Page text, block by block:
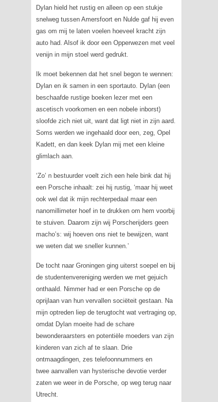
Dylan hield het rustig en alleen op een stukje
snelweg tussen Amersfoort en Nulde gaf hij even
gas om mij te laten voelen hoeveel kracht zijn
auto had. Alsof ik door een Opperwezen met veel
venijn in mijn stoel werd gedrukt.
Ik moet bekennen dat het snel begon te wennen:
Dylan en ik samen in een sportauto. Dylan (een
beschaafde rustige boeken lezer met een
ascetisch voorkomen en een nobele inborst)
sloofde zich niet uit, want dat ligt niet in zijn aard.
Soms werden we ingehaald door een, zeg, Opel
Kadett, en dan keek Dylan mij met een kleine
glimlach aan.
‘Zo’ n bestuurder voelt zich een hele bink dat hij
een Porsche inhaalt: zei hij rustig, ‘maar hij weet
ook wel dat ik mijn rechterpedaal maar een
nanomillimeter hoef in te drukken om hem voorbij
te stuiven. Daarom zijn wij Porscherijders geen
macho’s: wij hoeven ons niet te bewijzen, want
we weten dat we sneller kunnen.’
De tocht naar Groningen ging uiterst soepel en bij
de studentenvereniging werden we met gejuich
onthaald. Nimmer had er een Porsche op de
oprijlaan van hun vervallen sociëteit gestaan. Na
mijn optreden liep de terugtocht wat vertraging op,
omdat Dylan moeite had de schare
bewonderaarsters en potentiële moeders van zijn
kinderen van zich af te slaan. Drie
ontmaagdingen, zes telefoonnummers en
twee aanvallen van hysterische devotie verder
zaten we weer in de Porsche, op weg terug naar
Utrecht.